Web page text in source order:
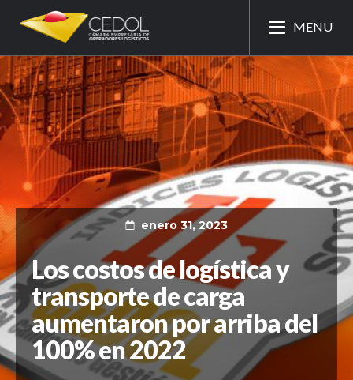
MENU
enero 31, 2023
Los costos de logística y
transporte de carga
aumentaron por arriba del
100% en 2022